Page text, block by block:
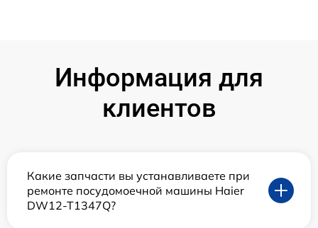
Информация для
клиентов
Какие запчасти вы устанавливаете при
ремонте посудомоечной машины Haier
DW12-T1347Q?